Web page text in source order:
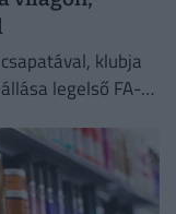
klubja
legelső FA-